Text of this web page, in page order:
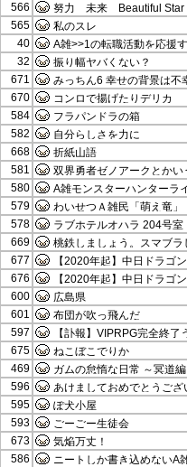
566
努力 未来 Beautiful Star
565
私のスレ
40
A雑>>1の転職活動を応援
32
振り幅ヤバくない？
671
みっちん6 幸せの背景は不
670
コンロで揚げたりデリカ
584
フラパンドラの箱
582
自分らしさを力に
668
折紙山語
581
双界勇者ゼノアークとか
580
A雑モンスターハンターラ
579
わいせつＡ雑民「萌え竜」
578
ラブホテルオハラ 204号室
669
桃鉄しましょう。スマブ
677
【2020年起】中日ドラゴ
676
【2020年起】中日ドラゴ
600
広島県
601
布団が吹っ飛んだ
597
【訃報】VIPRPG完全終了
675
ねこぼこでりか
469
ガムの怠惰な日常 ～冥道編
596
あけましておめでとうござ
595
ぽ犬小屋
593
ごーごー生徒会
673
気焔万丈！
586
ニートしか書き込めないA